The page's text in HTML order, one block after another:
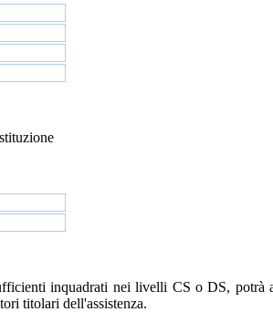
inquadrati nei livelli CS o DS, potrà
titolari dell'assistenza.